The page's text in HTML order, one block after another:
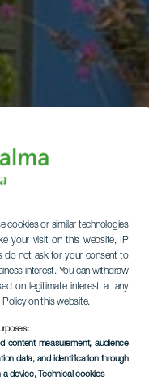
cookies or similar technologies
your visit on this website, IP
do not ask for your consent to
interest. You can withdraw
on legitimate interest at any
Policy on this website.
content measurement, audience
data, and identification through
a device, Technical cookies